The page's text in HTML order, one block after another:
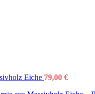
Eiche 79,00 €